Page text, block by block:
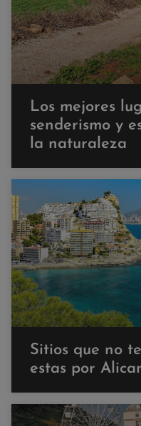
Los mejores
senderismo y
la naturaleza
Sitios que no
estas por